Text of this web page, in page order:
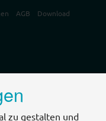
AGB Download
zu gestalten und